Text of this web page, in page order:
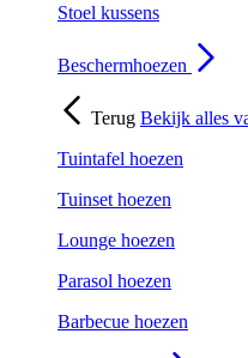
Stoel kussens
Beschermhoezen
Terug Bekijk alles
Tuintafel hoezen
Tuinset hoezen
Lounge hoezen
Parasol hoezen
Barbecue hoezen